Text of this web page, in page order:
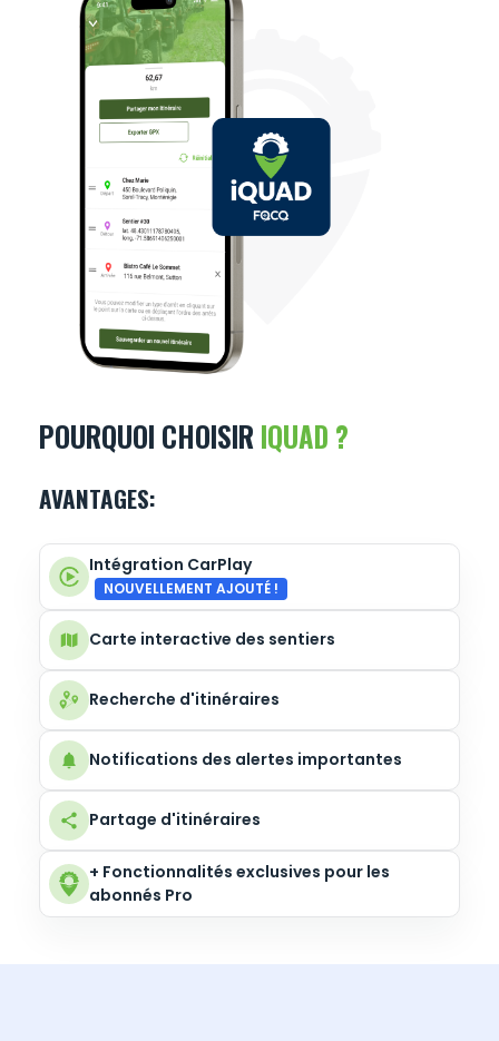
POURQUOI CHOISIR IQUAD ?
AVANTAGES:
Intégration CarPlay
NOUVELLEMENT AJOUTÉ !
Carte interactive des sentiers
Recherche d'itinéraires
Notifications des alertes importantes
Partage d'itinéraires
+ Fonctionnalités exclusives pour les
abonnés Pro